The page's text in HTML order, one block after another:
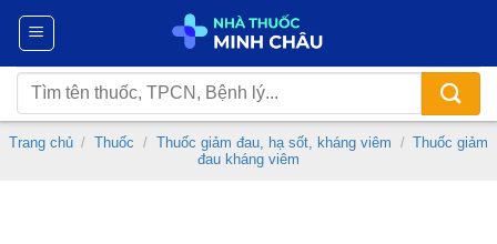
Chuyển
nội
dung
Tìm
kiếm:
Trang chủ / Thuốc / Thuốc giảm đau, hạ sốt, kháng viêm / Thuốc giảm
đau kháng viêm